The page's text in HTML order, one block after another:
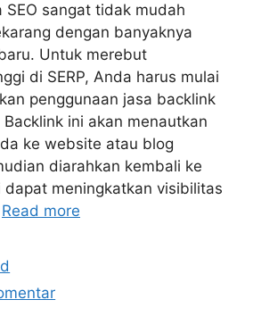
SEO sangat tidak mudah
dengan banyaknya
Untuk merebut
di SERP, Anda harus mulai
penggunaan jasa backlink
ini akan menautkan
ke website atau blog
diarahkan kembali ke
meningkatkan visibilitas
Read more